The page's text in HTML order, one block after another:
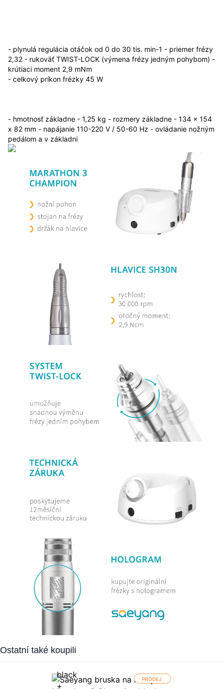
- plynulá regulácia otáčok od 0 do 30 tis. min-1 - priemer frézy
2,32 - rukoväť TWIST-LOCK (výmena frézy jedným pohybom) -
krútiaci moment 2,9 mNm
- celkový príkon frézky 45 W
- hmotnosť základne - 1,25 kg - rozmery základne - 134 x 154
x 82 mm - napájanie 110-220 V / 50-60 Hz - ovládanie nožným
pedálom a v základni
Press to skip carousel
Ostatní také koupili
PRODEJ